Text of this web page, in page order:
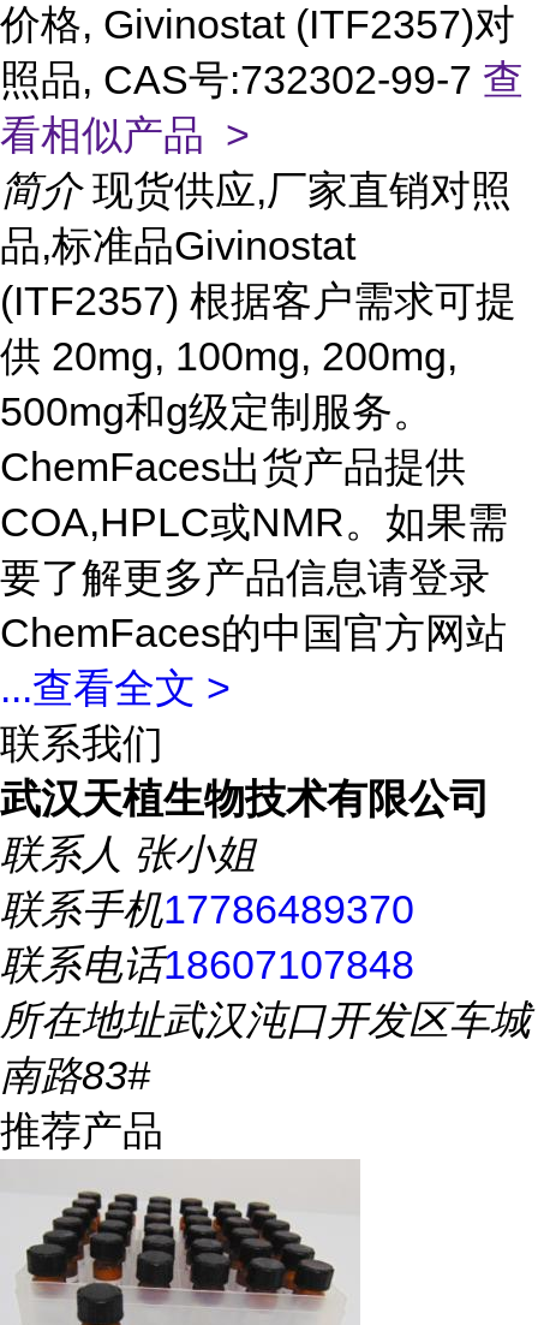
价格, Givinostat (ITF2357)对
照品, CAS号:732302-99-7 查
看相似产品 >
简介 现货供应,厂家直销对照
品,标准品Givinostat
(ITF2357) 根据客户需求可提
供 20mg, 100mg, 200mg,
500mg和g级定制服务。
ChemFaces出货产品提供
COA,HPLC或NMR。如果需
要了解更多产品信息请登录
ChemFaces的中国官方网站
...查看全文 >
联系我们
武汉天植生物技术有限公司
联系人 张小姐
联系手机17786489370
联系电话18607107848
所在地址武汉沌口开发区车城
南路83#
推荐产品